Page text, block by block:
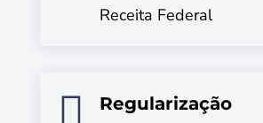
Receita Federal

Regularização